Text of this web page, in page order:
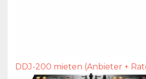
DDJ-200 mieten (Anbieter +